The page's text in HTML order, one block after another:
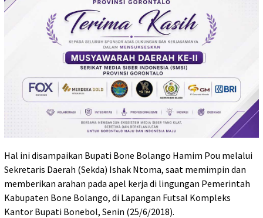
Hal ini disampaikan Bupati Bone Bolango Hamim Pou melalui
Sekretaris Daerah (Sekda) Ishak Ntoma, saat memimpin dan
memberikan arahan pada apel kerja di lingungan Pemerintah
Kabupaten Bone Bolango, di Lapangan Futsal Kompleks
Kantor Bupati Bonebol, Senin (25/6/2018).